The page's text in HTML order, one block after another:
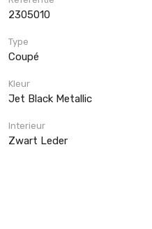
2305010
Type
Coupé
Kleur
Jet Black Metallic
Interieur
Zwart Leder